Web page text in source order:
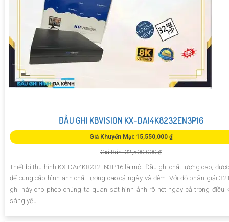
ĐẦU GHI KBVISION KX-DAI4K8232EN3P16
Giá Khuyến Mại: 15,550,000 ₫
Giá Bán: 32,500,000 ₫
Thiết bị thu hình KX-DAi4K8232EN3P16 là một Đầu ghi chất lượng cao,
để cung cấp hình ảnh chất lượng cao cả ngày và đêm. Với độ phân giải 32
ghi này cho phép chúng ta quan sát hình ảnh rõ nét ngay cả trong điều
sáng yếu